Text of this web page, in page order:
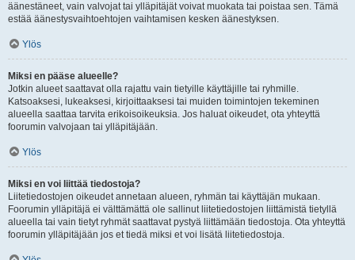
äänestäneet, vain valvojat tai ylläpitäjät voivat muokata tai poistaa sen. Tämä
estää äänestysvaihtoehtojen vaihtamisen kesken äänestyksen.
Ylös
Miksi en pääse alueelle?
Jotkin alueet saattavat olla rajattu vain tietyille käyttäjille tai ryhmille.
Katsoaksesi, lukeaksesi, kirjoittaaksesi tai muiden toimintojen tekeminen
alueella saattaa tarvita erikoisoikeuksia. Jos haluat oikeudet, ota yhteyttä
foorumin valvojaan tai ylläpitäjään.
Ylös
Miksi en voi liittää tiedostoja?
Liitetiedostojen oikeudet annetaan alueen, ryhmän tai käyttäjän mukaan.
Foorumin ylläpitäjä ei välttämättä ole sallinut liitetiedostojen liittämistä tietyllä
alueella tai vain tietyt ryhmät saattavat pystyä liittämään tiedostoja. Ota yhteyttä
foorumin ylläpitäjään jos et tiedä miksi et voi lisätä liitetiedostoja.